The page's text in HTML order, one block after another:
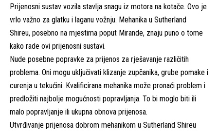
Prijenosni sustav vozila stavlja snagu iz motora na kotače. Ovo je
vrlo važno za glatku i laganu vožnju. Mehanika u Sutherland
Shireu, posebno na mjestima poput Mirande, znaju puno o tome
kako rade ovi prijenosni sustavi.
Nude posebne popravke za prijenos za rješavanje različitih
problema. Oni mogu uključivati klizanje zupčanika, grube pomake i
curenja u tekućini. Kvalificirana mehanika može pronaći problem i
predložiti najbolje mogućnosti popravljanja. To bi moglo biti ili
malo popravljanje ili ukupna obnova prijenosa.
Utvrđivanje prijenosa dobrom mehanikom u Sutherland Shireu